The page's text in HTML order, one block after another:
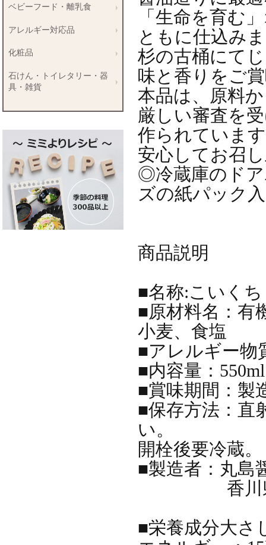
「生命を育む
ともに仕込み
杉の古桶にて
味と香りをご
本品は、原料
厳しい審査を
作られていま
安心してお召
◎冷蔵庫のド
ズの紙パック
商品説明
■名称:こいく
■原材料名：有
小麦、食塩
■アレルギー物
■内容量：550ml
■賞味期間：製
■保存方法：直
い。
開栓後要冷蔵。
■製造者：丸島
香川県小
■栄養成分大さ
ベビーフード・離乳食
アレルギー対応品
化粧品
石けん・トイレタリー・器
具・雑貨